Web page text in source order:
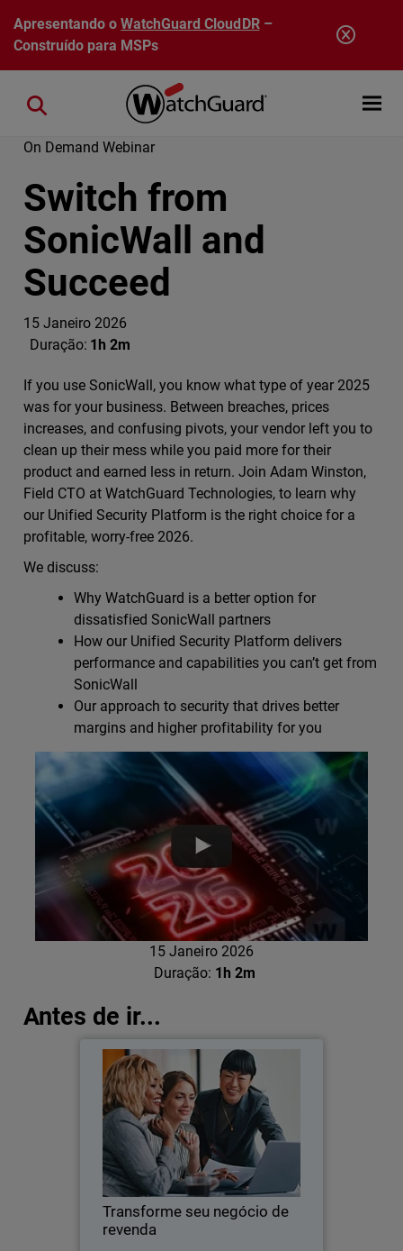
Pular para o conteúdo principal
Apresentando oWatchGuard CloudDR–
Construído para MSPs
Open
Close search
On Demand Webinar
Switch from
SonicWall and
Succeed
15 Janeiro 2026
Duração: 1h 2m
If you use SonicWall, you know what type of year 2025
was for your business. Between breaches, prices
increases, and confusing pivots, your vendor left you to
clean up their mess while you paid more for their
product and earned less in return. Join Adam Winston,
Field CTO at WatchGuard Technologies, to learn why
our Unified Security Platform is the right choice for a
profitable, worry-free 2026.
We discuss:
Why WatchGuard is a better option for
dissatisfied SonicWall partners
How our Unified Security Platform delivers
performance and capabilities you can’t get from
SonicWall
Our approach to security that drives better
margins and higher profitability for you
15 Janeiro 2026
Duração: 1h 2m
Antes de ir...
Thumbnail
Transforme seu negócio de
revenda
Transforme seu negócio de
Um guia para adicionar serviços de
segurança gerenciados como o MDR
para terminal, rede e/ou identidade